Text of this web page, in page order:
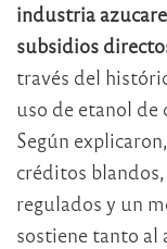
industria
subsidios
través del
uso de etanol
Según
créditos
regulados y un
sostiene tanto al